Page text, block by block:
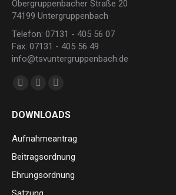
Obergruppenbacher Straße 20
74199 Untergruppenbach
Telefon: 07131 - 405 56 07
Fax: 07131 - 405 56 49
info@tsvuntergruppenbach.de
Finden Sie uns auf:
opens
in
new
opens
in
page
opens
in
window
DOWNLOADS
Aufnahmeantrag
Beitragsordnung
Ehrungsordnung